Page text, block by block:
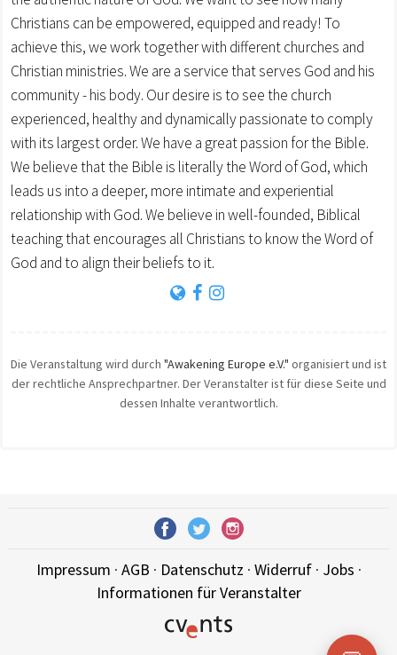
Christians can be empowered, equipped and ready! To
achieve this, we work together with different churches and
Christian ministries. We are a service that serves God and his
community - his body. Our desire is to see the church
experienced, healthy and dynamically passionate to comply
with its largest order. We have a great passion for the Bible.
We believe that the Bible is literally the Word of God, which
leads us into a deeper, more intimate and experiential
relationship with God. We believe in well-founded, Biblical
teaching that encourages all Christians to know the Word of
God and to align their beliefs to it.
Die Veranstaltung wird durch "Awakening Europe e.V." organisiert und ist
der rechtliche Ansprechpartner. Der Veranstalter ist für diese Seite und
dessen Inhalte verantwortlich.
Impressum · AGB · Datenschutz · Widerruf· Jobs ·
Informationen für Veranstalter